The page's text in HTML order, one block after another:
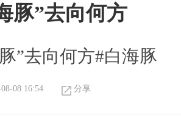
豚”去向何方
”去向何方#白海豚
08 16:54 分享